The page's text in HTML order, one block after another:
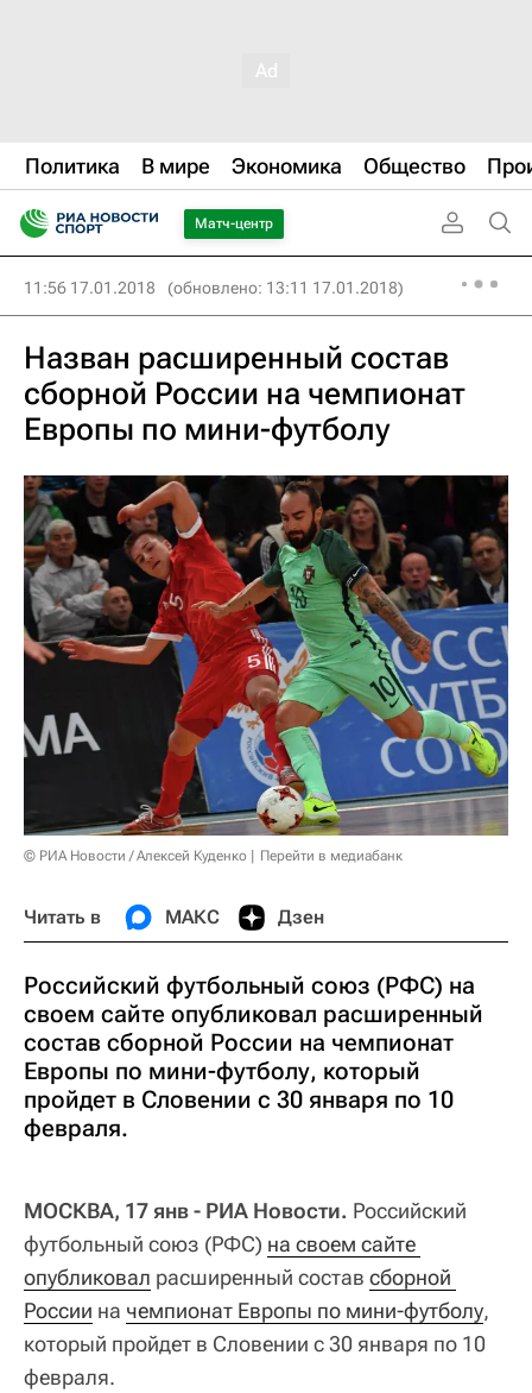
Политика В мире Экономика Общество
Матч-центр
11:56 17.01.2018 (обновлено: 13:11 17.01.2018)
Назван расширенный состав
сборной России на чемпионат
Европы по мини-футболу
© РИА Новости / Алексей Куденко Перейти в медиабанк
Читать в МАКС Дзен
Российский футбольный союз (РФС) на
своем сайте опубликовал расширенный
состав сборной России на чемпионат
Европы по мини-футболу, который
пройдет в Словении с 30 января по 10
февраля.
МОСКВА, 17 янв - РИА Новости. Российский
футбольный союз (РФС) на своем сайте
опубликовал расширенный состав сборной
России на чемпионат Европы по мини-футболу,
который пройдет в Словении с 30 января по 10
февраля.